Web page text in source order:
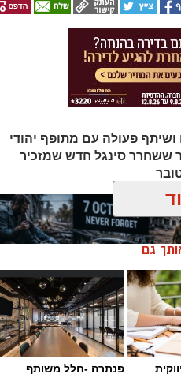
פעולה עם מתופף יהודי
ששחרר סינגל חדש שמזכיר
גם
פנתרה -חלל משותף